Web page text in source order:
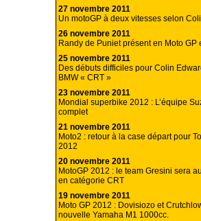
27 novembre 2011
Un motoGP à deux vitesses selon
26 novembre 2011
Randy de Puniet présent en Moto GP
25 novembre 2011
Des débuts difficiles pour Colin
BMW « CRT »
23 novembre 2011
Mondial superbike 2012 : L’équipe
complet
21 novembre 2011
Moto2 : retour à la case départ pour
2012
20 novembre 2011
MotoGP 2012 : le team Gresini sera
en catégorie CRT
19 novembre 2011
Moto GP 2012 : Dovisiozo et
nouvelle Yamaha M1 1000cc.